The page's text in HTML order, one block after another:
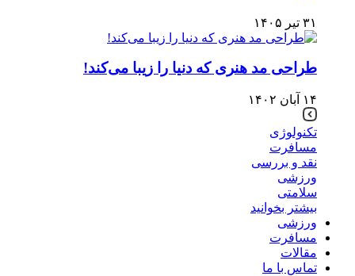
۳۱ تیر ۱۴۰۵
طراحی مد هنری که دنیا را زیبا می‌کند!
۱۴ آبان ۱۴۰۲
تکنولوژی
مسافرت
نقد و بررسی
ورزشی
سلامتی
بیشتر بخوانید
ورزشی
مسافرت
مقالات
تماس با ما